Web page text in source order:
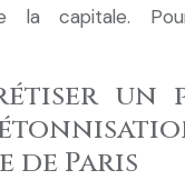
la capitale.
un
de Paris